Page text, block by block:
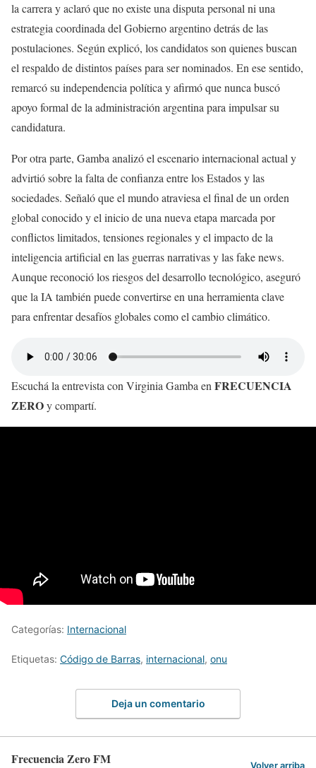
la carrera y aclaró que no existe una disputa personal ni una
estrategia coordinada del Gobierno argentino detrás de las
postulaciones. Según explicó, los candidatos son quienes buscan
el respaldo de distintos países para ser nominados. En ese sentido,
remarcó su independencia política y afirmó que nunca buscó
apoyo formal de la administración argentina para impulsar su
candidatura.
Por otra parte, Gamba analizó el escenario internacional actual y
advirtió sobre la falta de confianza entre los Estados y las
sociedades. Señaló que el mundo atraviesa el final de un orden
global conocido y el inicio de una nueva etapa marcada por
conflictos limitados, tensiones regionales y el impacto de la
inteligencia artificial en las guerras narrativas y las fake news.
Aunque reconoció los riesgos del desarrollo tecnológico, aseguró
que la IA también puede convertirse en una herramienta clave
para enfrentar desafíos globales como el cambio climático.
Escuchá la entrevista con Virginia Gamba en FRECUENCIA
ZEROy compartí.
Categorías: Internacional
Etiquetas: Código de Barras, internacional, onu
Deja un comentario
Frecuencia Zero FM Volver arriba